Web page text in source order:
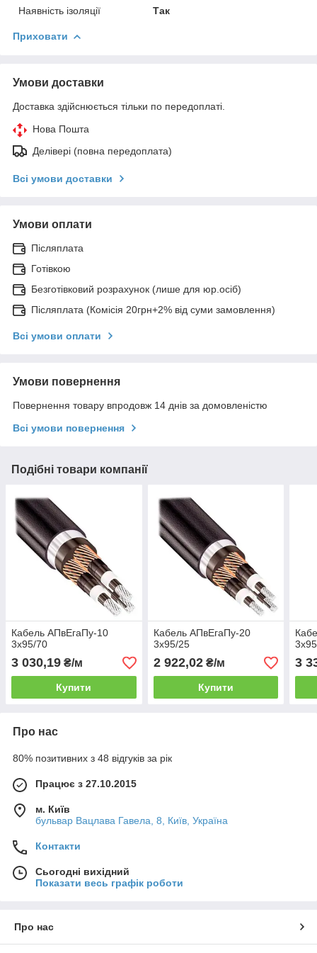
Наявність ізоляції
Так
Приховати
Умови доставки
Доставка здійснюється тільки по передоплаті.
Нова Пошта
Делівері (повна передоплата)
Всі умови доставки
Умови оплати
Післяплата
Готівкою
Безготівковий розрахунок (лише для юр.осіб)
Післяплата (Комісія 20грн+2% від суми замовлення)
Всі умови оплати
Умови повернення
Повернення товару впродовж 14 днів за домовленістю
Всі умови повернення
Подібні товари компанії
Кабель АПвЕгаПу‑10
3х95/70
3 030,19 ₴/м
Купити
Кабель АПвЕгаПу‑20
3х95/25
2 922,02₴/м
Купити
3
Про нас
80% позитивних з 48 відгуків за рік
Працює з 27.10.2015
м. Київ
бульвар Вацлава Гавела, 8, Київ, Україна
Контакти
Сьогодні вихідний
Показати весь графік роботи
Про нас